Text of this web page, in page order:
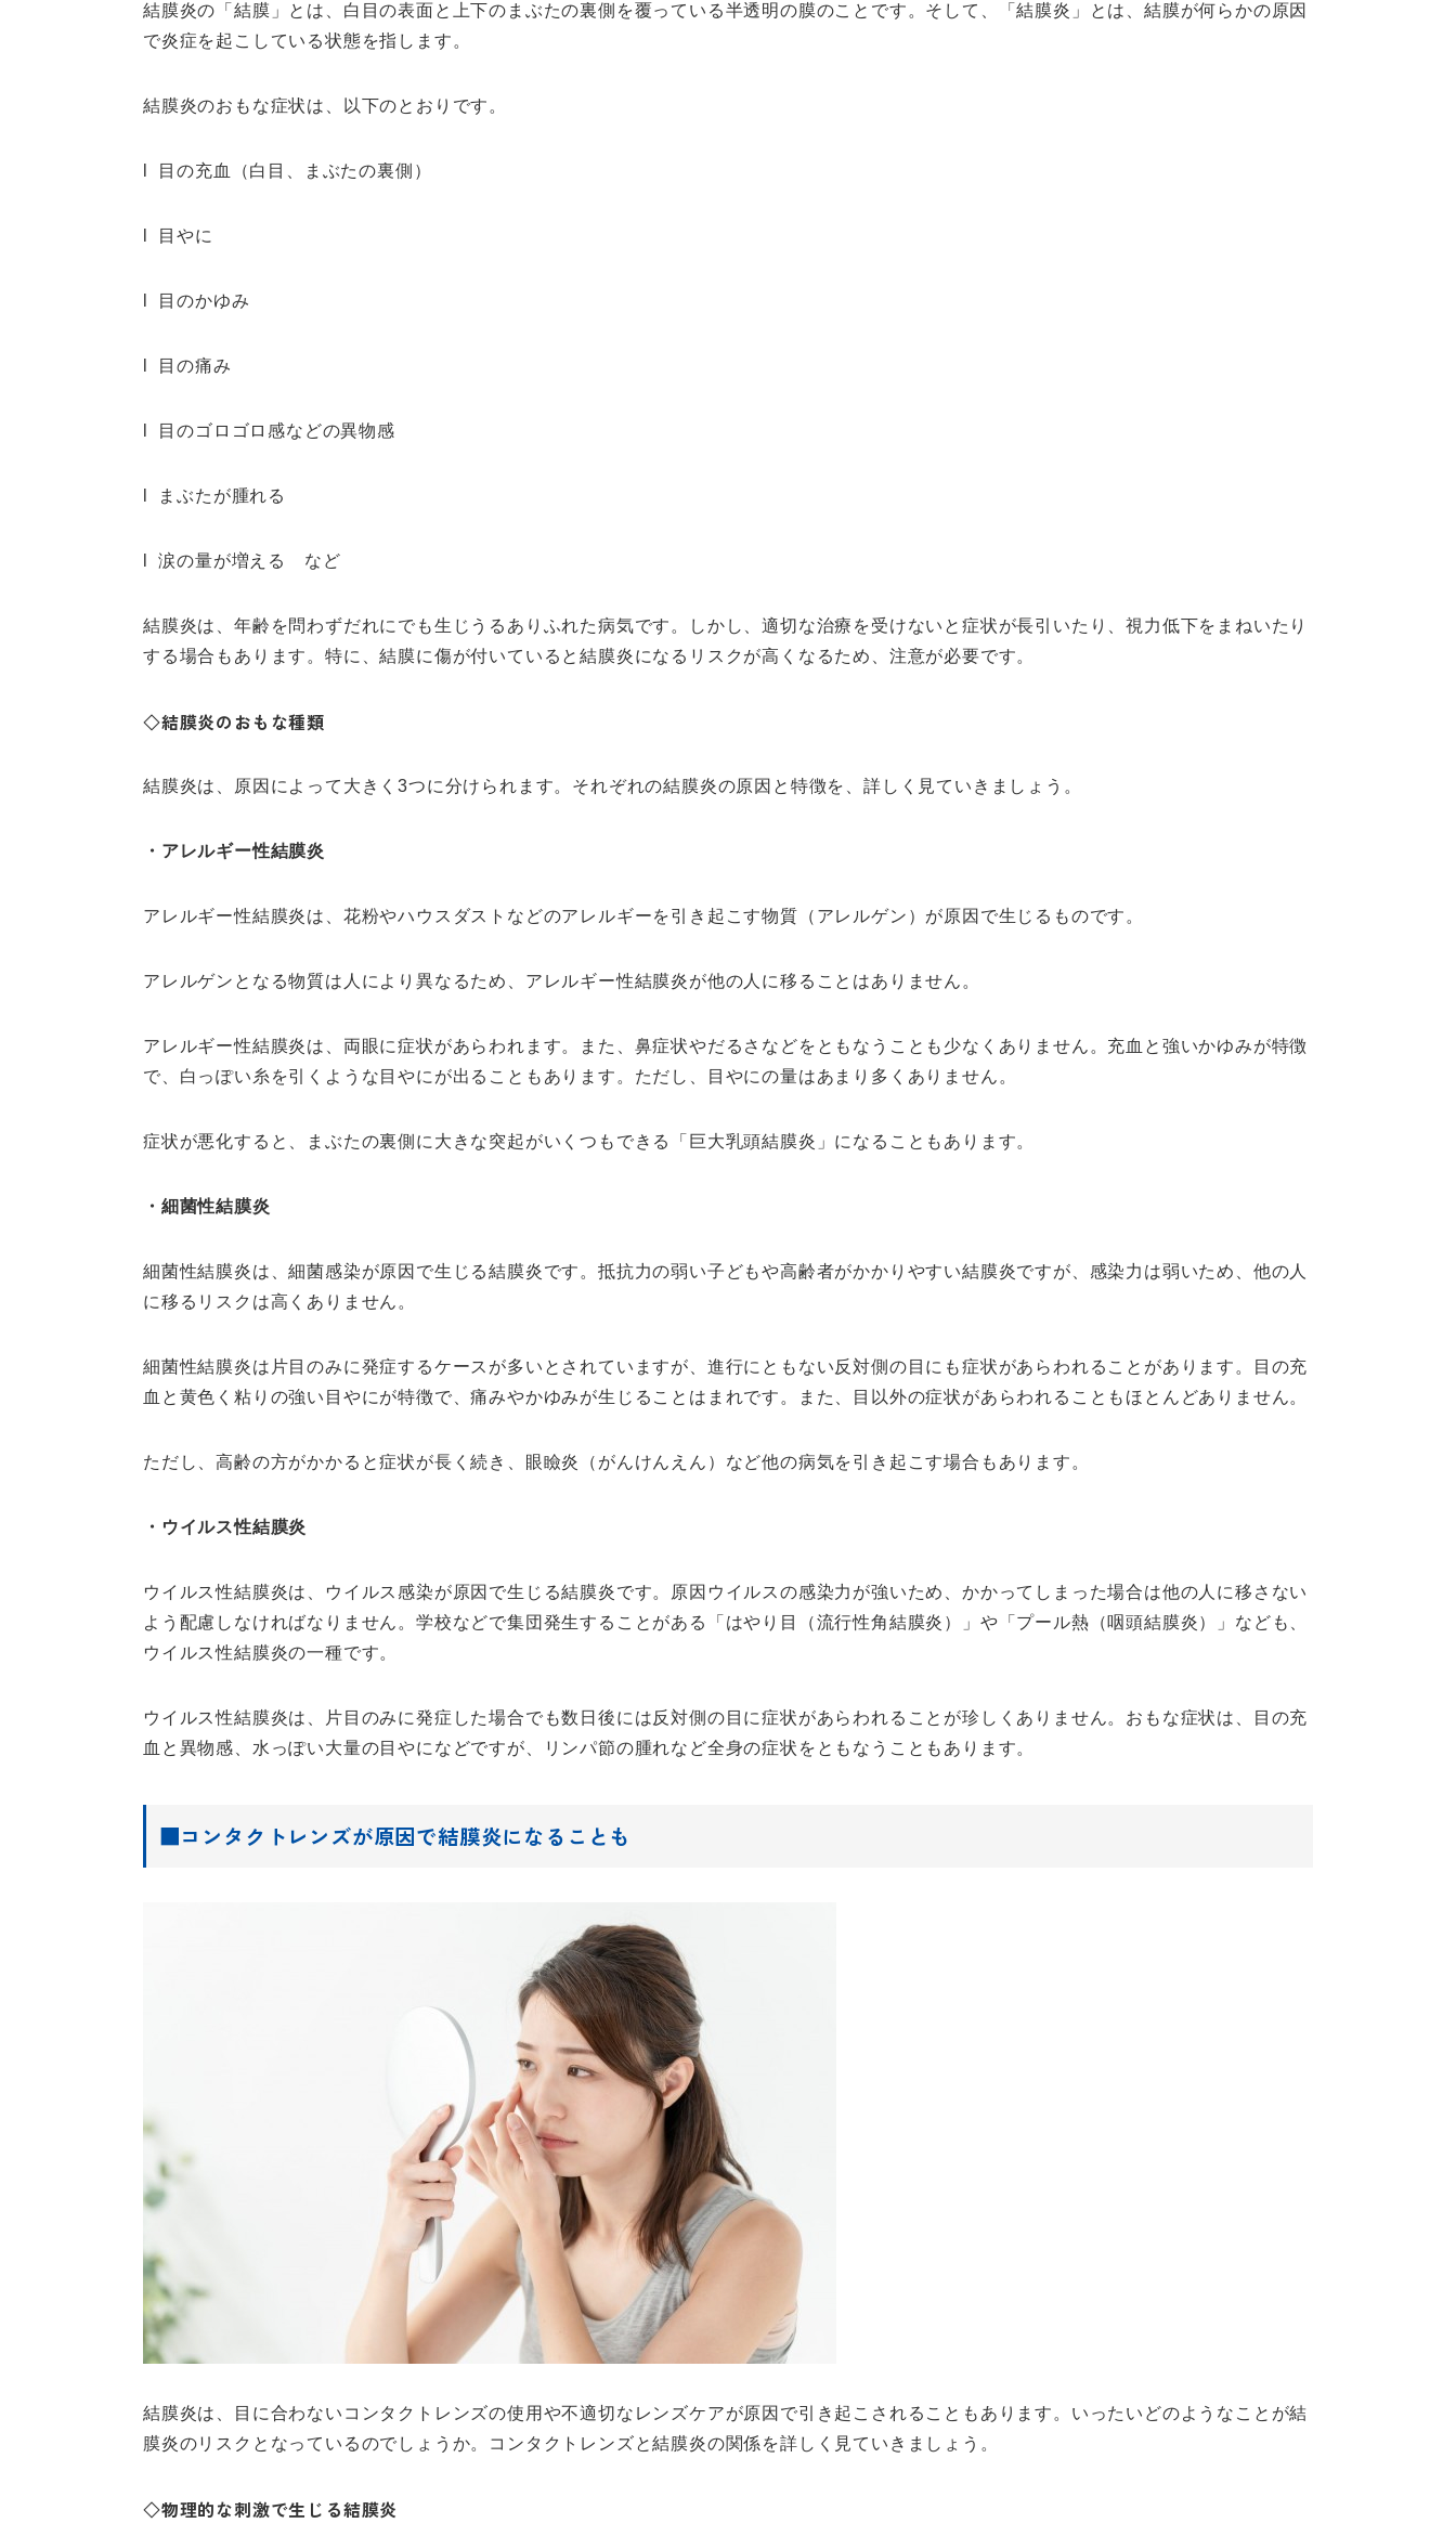
結膜炎の「結膜」とは、白目の表面と上下のまぶたの裏側を覆っている半透明の膜のことです。そして、「結膜炎」とは、結膜が何らかの原因
で炎症を起こしている状態を指します。
結膜炎のおもな症状は、以下のとおりです。
l 目の充血（白目、まぶたの裏側）
l 目やに
l 目のかゆみ
l 目の痛み
l 目のゴロゴロ感などの異物感
l まぶたが腫れる
l 涙の量が増える など
結膜炎は、年齢を問わずだれにでも生じうるありふれた病気です。しかし、適切な治療を受けないと症状が長引いたり、視力低下をまねいたり
する場合もあります。特に、結膜に傷が付いていると結膜炎になるリスクが高くなるため、注意が必要です。
◇結膜炎のおもな種類
結膜炎は、原因によって大きく3つに分けられます。それぞれの結膜炎の原因と特徴を、詳しく見ていきましょう。
・アレルギー性結膜炎
アレルギー性結膜炎は、花粉やハウスダストなどのアレルギーを引き起こす物質（アレルゲン）が原因で生じるものです。
アレルゲンとなる物質は人により異なるため、アレルギー性結膜炎が他の人に移ることはありません。
アレルギー性結膜炎は、両眼に症状があらわれます。また、鼻症状やだるさなどをともなうことも少なくありません。充血と強いかゆみが特徴
で、白っぽい糸を引くような目やにが出ることもあります。ただし、目やにの量はあまり多くありません。
症状が悪化すると、まぶたの裏側に大きな突起がいくつもできる「巨大乳頭結膜炎」になることもあります。
・細菌性結膜炎
細菌性結膜炎は、細菌感染が原因で生じる結膜炎です。抵抗力の弱い子どもや高齢者がかかりやすい結膜炎ですが、感染力は弱いため、他の人
に移るリスクは高くありません。
細菌性結膜炎は片目のみに発症するケースが多いとされていますが、進行にともない反対側の目にも症状があらわれることがあります。目の充
血と黄色く粘りの強い目やにが特徴で、痛みやかゆみが生じることはまれです。また、目以外の症状があらわれることもほとんどありません。
ただし、高齢の方がかかると症状が長く続き、眼瞼炎（がんけんえん）など他の病気を引き起こす場合もあります。
・ウイルス性結膜炎
ウイルス性結膜炎は、ウイルス感染が原因で生じる結膜炎です。原因ウイルスの感染力が強いため、かかってしまった場合は他の人に移さない
よう配慮しなければなりません。学校などで集団発生することがある「はやり目（流行性角結膜炎）」や「プール熱（咽頭結膜炎）」なども、
ウイルス性結膜炎の一種です。
ウイルス性結膜炎は、片目のみに発症した場合でも数日後には反対側の目に症状があらわれることが珍しくありません。おもな症状は、目の充
血と異物感、水っぽい大量の目やになどですが、リンパ節の腫れなど全身の症状をともなうこともあります。
■コンタクトレンズが原因で結膜炎になることも
結膜炎は、目に合わないコンタクトレンズの使用や不適切なレンズケアが原因で引き起こされることもあります。いったいどのようなことが結
膜炎のリスクとなっているのでしょうか。コンタクトレンズと結膜炎の関係を詳しく見ていきましょう。
◇物理的な刺激で生じる結膜炎